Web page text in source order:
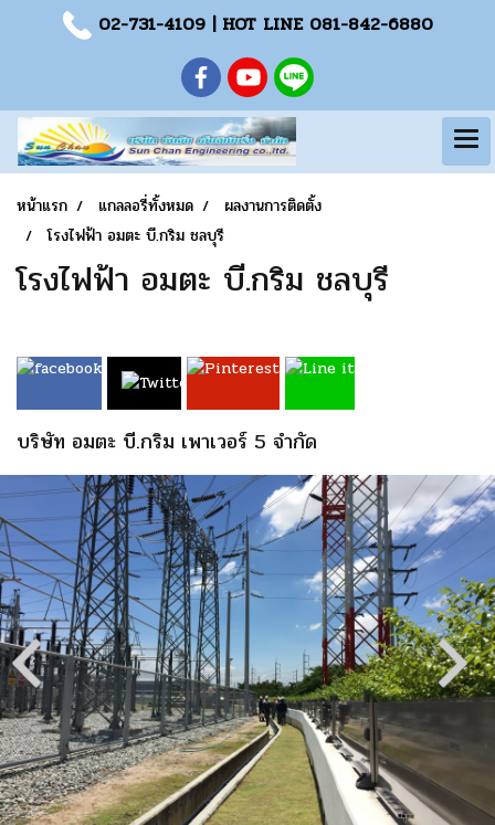
02-731-4109| HOT LINE 081-842-6880
หน้าแรก แกลลอรี่ทั้งหมด
ผลงานการติดตั้ง
โรงไฟฟ้า อมตะ บี.กริม ชลบุรี
โรงไฟฟ้า อมตะ บี.กริม ชลบุรี
บริษัท อมตะ บี.กริม เพาเวอร์ 5 จำกัด